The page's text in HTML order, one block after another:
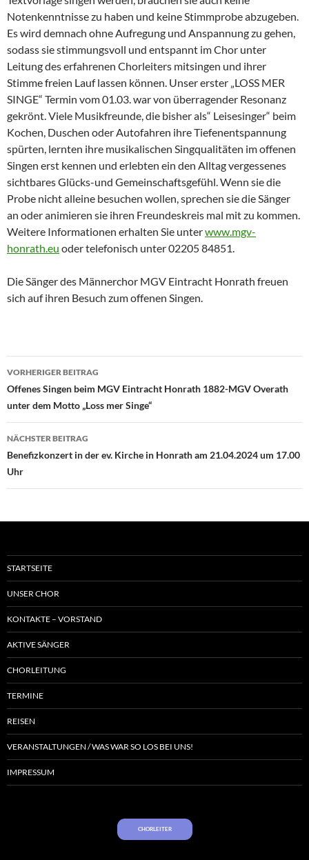
Notenkenntnisse zu haben und keine Stimmprobe abzugeben.
Es wird demnach ohne Aufregung und Anspannung zu gehen,
sodass sie stimmungsvoll und entspannt im Chor unter
Leitung des erfahrenen Chorleiters mitsingen und ihrer
Stimme freien Lauf lassen können. Unser erster „LOSS MER
SINGE“ Termin vom 01.03. war von überragender Resonanz
gekrönt. Viele Musikfreunde, die bisher als“ Leisesinger“ beim
Kochen, Duschen oder Autofahren ihre Tiefenentspannung
spürten, lernten ihre musikalischen Singqualitäten im offenen
Singen erst kennen und erlebten ein den Alltag vergessenes
sichtbares Glücks-und Gemeinschaftsgefühl. Wenn sie die
Probe nicht alleine besuchen wollen, sprechen sie die Sänger
an oder animieren sie ihren Freundeskreis mal mit zu kommen.
Weitere Informationen erhalten Sie unterwww.mgv-
honrath.eu oder telefonisch unter 02205 84851.
Die Sänger des Männerchor MGV Eintracht Honrath freuen
sich auf ihren Besuch zum offenen Singen.
Beitragsnavigation
VORHERIGER BEITRAG
Offenes Singen beim MGV Eintracht Honrath 1882-MGV Overath
unter dem Motto „Loss mer Singe“
NÄCHSTER BEITRAG
Benefizkonzert in der ev. Kirche in Honrath am 21.04.2024 um 17.00
Uhr
STARTSEITE
UNSER CHOR
KONTAKTE – VORSTAND
AKTIVE SÄNGER
CHORLEITUNG
TERMINE
REISEN
VERANSTALTUNGEN / WAS WAR SO LOS BEI UNS!
IMPRESSUM
CHORLEITER